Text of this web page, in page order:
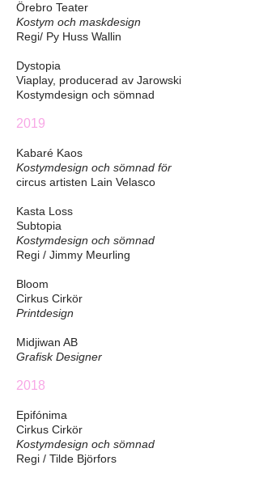
Örebro Teater
Kostym och maskdesign
Regi/ Py Huss Wallin
Dystopia
Viaplay, producerad av Jarowski
Kostymdesign och sömnad
2019
Kabaré Kaos
Kostymdesign och sömnad för
circus artisten Lain Velasco
Kasta Loss
Subtopia
Kostymdesign och sömnad
Regi / Jimmy Meurling
Bloom
Cirkus Cirkör
Printdesign
Midjiwan AB
Grafisk Designer
2018
Epifónima
Cirkus Cirkör
Kostymdesign och sömnad
Regi / Tilde Björfors